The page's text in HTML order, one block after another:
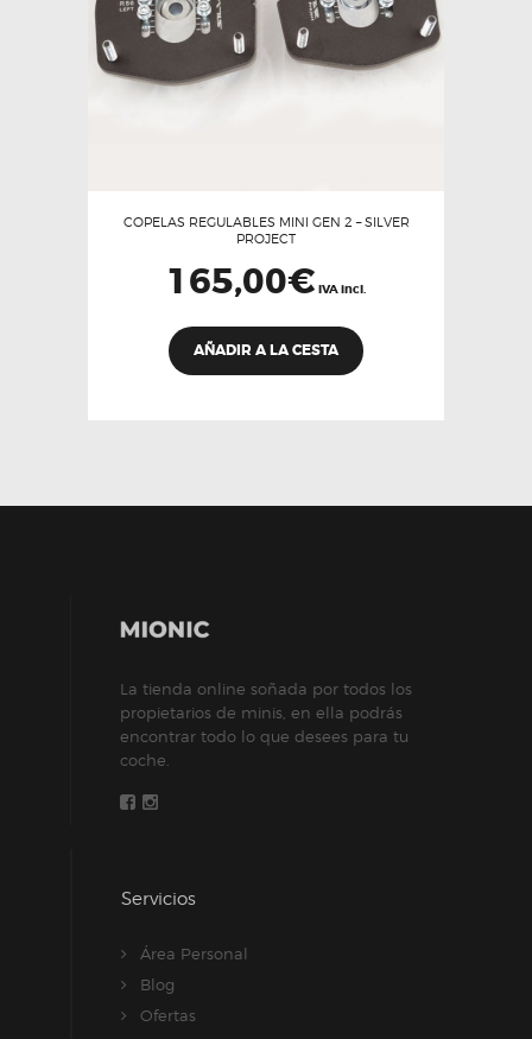
COPELAS REGULABLES MINI GEN 2 – SILVER
PROJECT
165,00€ IVA incl.
AÑADIR A LA CESTA
La tienda online soñada por todos los
propietarios de minis, en ella podrás
encontrar todo lo que desees para tu
coche.
Servicios
Área Personal
Blog
Ofertas